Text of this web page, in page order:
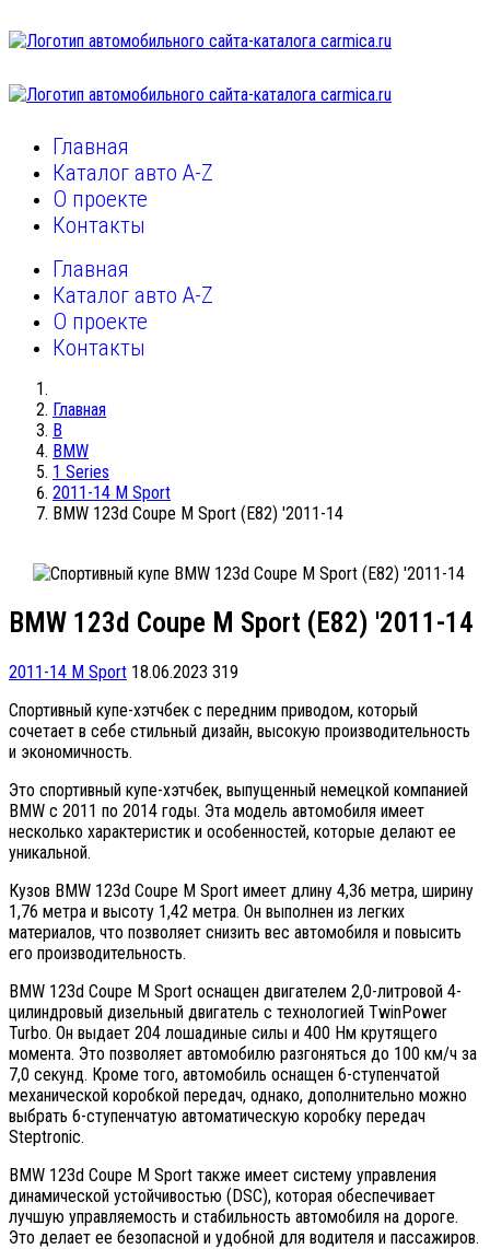
Главная
Каталог авто A-Z
О проекте
Контакты
Главная
Каталог авто A-Z
О проекте
Контакты
Главная
B
BMW
1 Series
2011-14 M Sport
BMW 123d Coupe M Sport (E82) '2011-14
BMW 123d Coupe M Sport (E82) '2011-14
2011-14 M Sport 18.06.2023 319
Спортивный купе-хэтчбек с передним приводом, который
сочетает в себе стильный дизайн, высокую производительность
и экономичность.
Это спортивный купе-хэтчбек, выпущенный немецкой компанией
BMW с 2011 по 2014 годы. Эта модель автомобиля имеет
несколько характеристик и особенностей, которые делают ее
уникальной.
Кузов BMW 123d Coupe M Sport имеет длину 4,36 метра, ширину
1,76 метра и высоту 1,42 метра. Он выполнен из легких
материалов, что позволяет снизить вес автомобиля и повысить
его производительность.
BMW 123d Coupe M Sport оснащен двигателем 2,0-литровой 4-
цилиндровый дизельный двигатель с технологией TwinPower
Turbo. Он выдает 204 лошадиные силы и 400 Нм крутящего
момента. Это позволяет автомобилю разгоняться до 100 км/ч за
7,0 секунд. Кроме того, автомобиль оснащен 6-ступенчатой
механической коробкой передач, однако, дополнительно можно
выбрать 6-ступенчатую автоматическую коробку передач
Steptronic.
BMW 123d Coupe M Sport также имеет систему управления
динамической устойчивостью (DSC), которая обеспечивает
лучшую управляемость и стабильность автомобиля на дороге.
Это делает ее безопасной и удобной для водителя и пассажиров.